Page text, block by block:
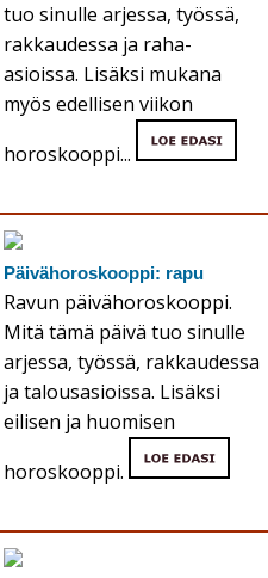
tuo sinulle arjessa, työssä,
rakkaudessa ja raha-
asioissa. Lisäksi mukana
myös edellisen viikon
horoskooppi...
Päivähoroskooppi: rapu
Ravun päivähoroskooppi.
Mitä tämä päivä tuo sinulle
arjessa, työssä, rakkaudessa
ja talousasioissa. Lisäksi
eilisen ja huomisen
horoskooppi.